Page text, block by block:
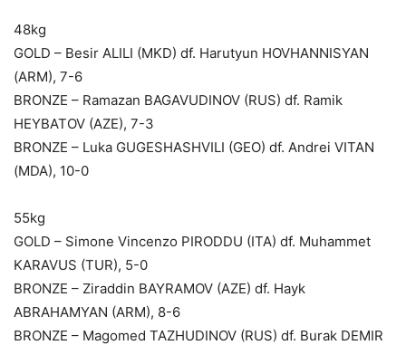
48kg
GOLD – Besir ALILI (MKD) df. Harutyun HOVHANNISYAN
(ARM), 7-6
BRONZE – Ramazan BAGAVUDINOV (RUS) df. Ramik
HEYBATOV (AZE), 7-3
BRONZE – Luka GUGESHASHVILI (GEO) df. Andrei VITAN
(MDA), 10-0
55kg
GOLD – Simone Vincenzo PIRODDU (ITA) df. Muhammet
KARAVUS (TUR), 5-0
BRONZE – Ziraddin BAYRAMOV (AZE) df. Hayk
ABRAHAMYAN (ARM), 8-6
BRONZE – Magomed TAZHUDINOV (RUS) df. Burak DEMIR